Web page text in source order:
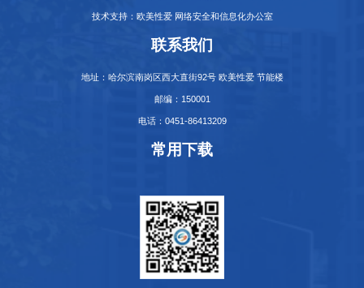
技术支持：欧美性爱 网络安全和信息化办公室
联系我们
地址：哈尔滨南岗区西大直街92号 欧美性爱 节能楼
邮编：150001
电话：0451-86413209
常用下载